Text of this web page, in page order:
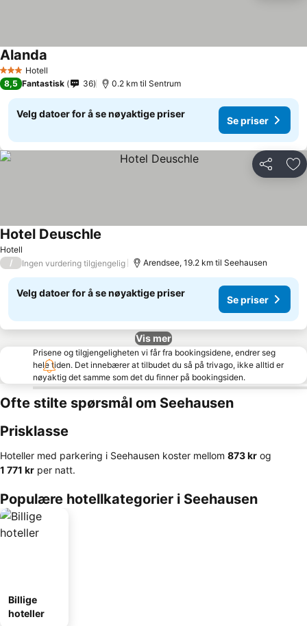
3 StjernerHotell
Alanda
8,5 Fantastisk 36 0.2 km til Sentrum
Velg datoer for å se nøyaktige priser
Se priser
Del
Hotell
Hotel Deuschle
/ Ingen vurdering tilgjengelig Arendsee, 19.2 km til Seehausen
Velg datoer for å se nøyaktige priser
Se priser
Vis mer
Prisene og tilgjengeligheten vi får fra bookingsidene, endrer seg
hele tiden. Det innebærer at tilbudet du så på trivago, ikke alltid er
nøyaktig det samme som det du finner på bookingsiden.
Ofte stilte spørsmål om Seehausen
Prisklasse
Hoteller med parkering i Seehausen koster mellom ‎873 kr og
‎1 771 kr per natt.
Populære hotellkategorier i Seehausen
Billige
hoteller